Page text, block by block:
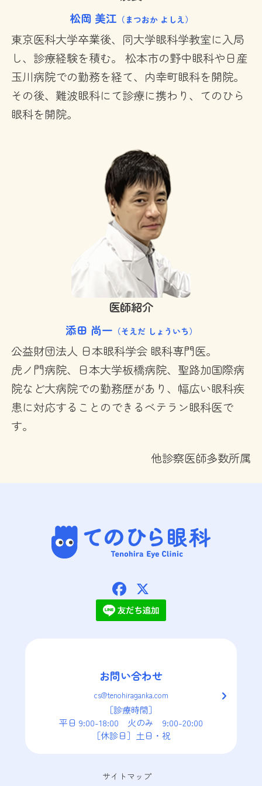
松岡 美江 （まつおか よしえ）
東京医科大学卒業後、同大学眼科学教室に入局
し、診療経験を積む。 松本市の野中眼科や日産
玉川病院での勤務を経て、内幸町眼科を開院。
その後、難波眼科にて診療に携わり、てのひら
眼科を開院。
医師紹介
添田 尚一 （そえだ しょういち）
公益財団法人 日本眼科学会 眼科専門医。
虎ノ門病院、日本大学板橋病院、聖路加国際病
院など大病院での勤務歴があり、幅広い眼科疾
患に対応することのできるベテラン眼科医で
す。
他診察医師多数所属
Facebook
お問い合わせ
cs@tenohiraganka.com
［診療時間］
平日 9:00-18:00　火のみ　9:00-20:00
［休診日］土日・祝
サイトマップ